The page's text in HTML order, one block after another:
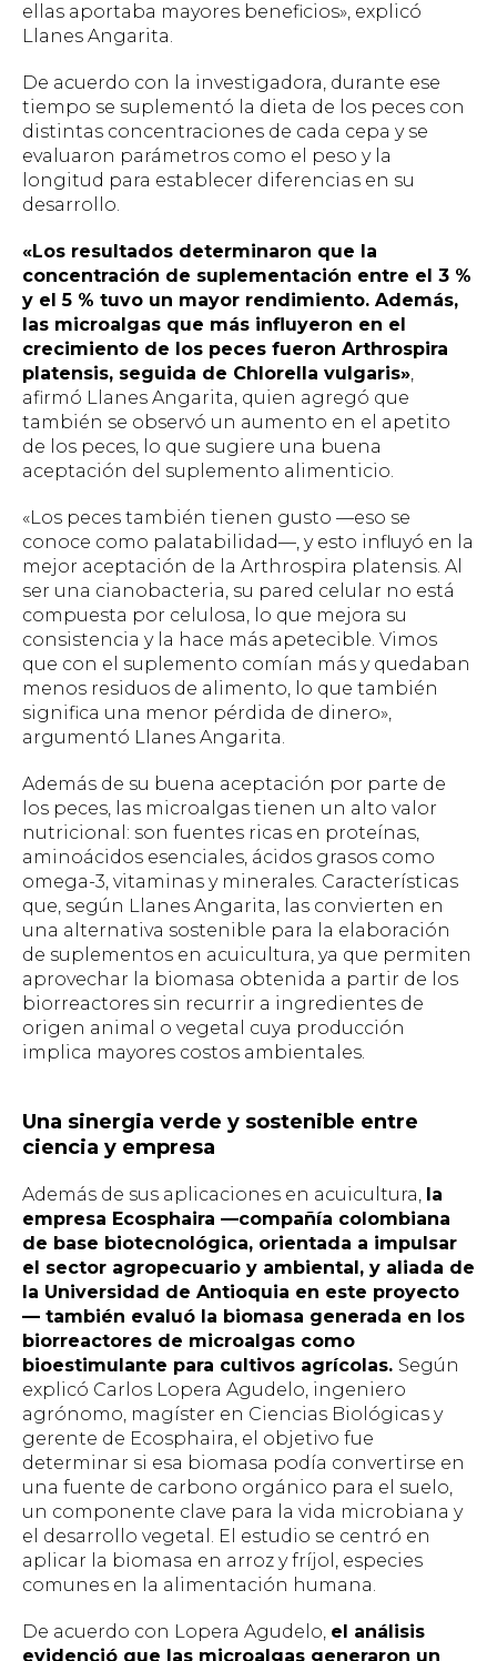
ellas aportaba mayores beneficios», explicó
Llanes Angarita.
De acuerdo con la investigadora, durante ese
tiempo se suplementó la dieta de los peces con
distintas concentraciones de cada cepa y se
evaluaron parámetros como el peso y la
longitud para establecer diferencias en su
desarrollo.
«Los resultados determinaron que la
concentración de suplementación entre el 3 %
y el 5 % tuvo un mayor rendimiento. Además,
las microalgas que más influyeron en el
crecimiento de los peces fueron Arthrospira
platensis, seguida de Chlorella vulgaris»,
afirmó Llanes Angarita, quien agregó que
también se observó un aumento en el apetito
de los peces, lo que sugiere una buena
aceptación del suplemento alimenticio.
«Los peces también tienen gusto —eso se
conoce como palatabilidad—, y esto influyó en la
mejor aceptación de la Arthrospira platensis. Al
ser una cianobacteria, su pared celular no está
compuesta por celulosa, lo que mejora su
consistencia y la hace más apetecible. Vimos
que con el suplemento comían más y quedaban
menos residuos de alimento, lo que también
significa una menor pérdida de dinero»,
argumentó Llanes Angarita.
Además de su buena aceptación por parte de
los peces, las microalgas tienen un alto valor
nutricional: son fuentes ricas en proteínas,
aminoácidos esenciales, ácidos grasos como
omega-3, vitaminas y minerales. Características
que, según Llanes Angarita, las convierten en
una alternativa sostenible para la elaboración
de suplementos en acuicultura, ya que permiten
aprovechar la biomasa obtenida a partir de los
biorreactores sin recurrir a ingredientes de
origen animal o vegetal cuya producción
implica mayores costos ambientales.
Una sinergia verde y sostenible entre
ciencia y empresa
Además de sus aplicaciones en acuicultura, la
empresa Ecosphaira —compañía colombiana
de base biotecnológica, orientada a impulsar
el sector agropecuario y ambiental, y aliada de
la Universidad de Antioquia en este proyecto
— también evaluó la biomasa generada en los
biorreactores de microalgas como
bioestimulante para cultivos agrícolas. Según
explicó Carlos Lopera Agudelo, ingeniero
agrónomo, magíster en Ciencias Biológicas y
gerente de Ecosphaira, el objetivo fue
determinar si esa biomasa podía convertirse en
una fuente de carbono orgánico para el suelo,
un componente clave para la vida microbiana y
el desarrollo vegetal. El estudio se centró en
aplicar la biomasa en arroz y fríjol, especies
comunes en la alimentación humana.
De acuerdo con Lopera Agudelo, el análisis
evidenció que las microalgas generaron un